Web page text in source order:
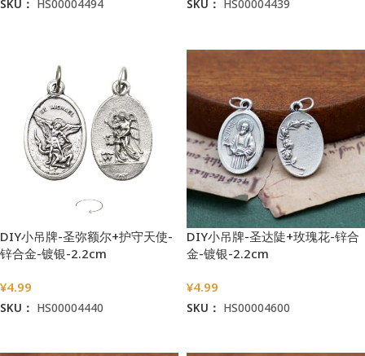
SKU： HS00004494 SKU： HS00004439
DIY小吊牌-圣弥额尔+护守天使-
锌合金-镀银-2.2cm
¥4.99
SKU： HS00004440
DIY小吊牌-圣达陡+玫瑰花-锌合
金-镀银-2.2cm
¥4.99
SKU： HS00004600